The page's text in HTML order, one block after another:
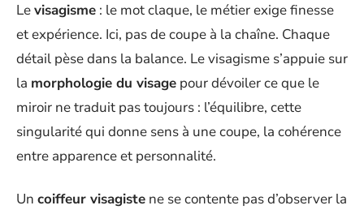
Levisagisme : le mot claque, le métier exige finesse
et expérience. Ici, pas de coupe à la chaîne. Chaque
détail pèse dans la balance. Le visagisme s’appuie sur
la morphologie du visage pour dévoiler ce que le
miroir ne traduit pas toujours : l’équilibre, cette
singularité qui donne sens à une coupe, la cohérence
entre apparence et personnalité.
Un coiffeur visagiste ne se contente pas d’observer la